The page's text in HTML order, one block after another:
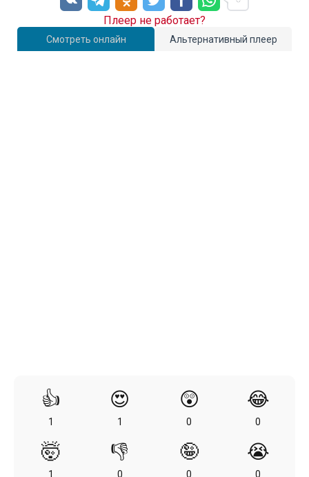
Смотреть онлайн Альтернативный плеер
Плеер не работает?
👍
1
😍
1
😲
0
😂
0
🤯
1
👎
0
🤪
0
😭
0